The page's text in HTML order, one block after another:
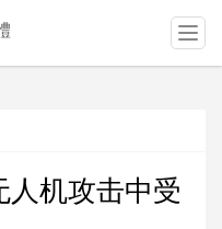
机攻击中受
T
o
n
a